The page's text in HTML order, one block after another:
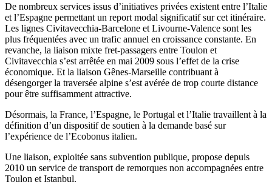
De nombreux services issus d’initiatives privées existent entre l’Italie
et l’Espagne permettant un report modal significatif sur cet itinéraire.
Les lignes Civitavecchia-Barcelone et Livourne-Valence sont les
plus fréquentées avec un trafic annuel en croissance constante. En
revanche, la liaison mixte fret-passagers entre Toulon et
Civitavecchia s’est arrêtée en mai 2009 sous l’effet de la crise
économique. Et la liaison Gênes-Marseille contribuant à
désengorger la traversée alpine s’est avérée de trop courte distance
pour être suffisamment attractive.
Désormais, la France, l’Espagne, le Portugal et l’Italie travaillent à la
définition d’un dispositif de soutien à la demande basé sur
l’expérience de l’Ecobonus italien.
Une liaison, exploitée sans subvention publique, propose depuis
2010 un service de transport de remorques non accompagnées entre
Toulon et Istanbul.